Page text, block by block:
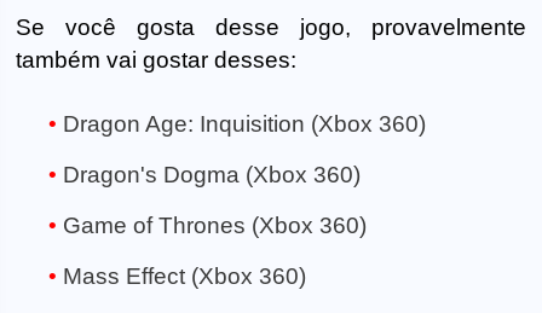
Se você gosta desse jogo, provavelmente
também vai gostar desses:
Dragon Age: Inquisition (Xbox 360)
Dragon's Dogma (Xbox 360)
Game of Thrones (Xbox 360)
Mass Effect (Xbox 360)